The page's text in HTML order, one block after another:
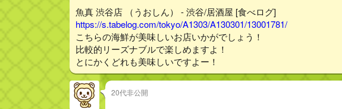
魚真 渋谷店 （うおしん） - 渋谷/居酒屋 [食べログ]
https://s.tabelog.com/tokyo/A1303/A130301/13001781/
こちらの海鮮が美味しいお店いかがでしょう！
比較的リーズナブルで楽しめますよ！
とにかくどれも美味しいですよー！
20代非公開